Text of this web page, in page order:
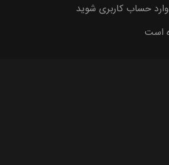
وارد حساب کاربری شوید
است